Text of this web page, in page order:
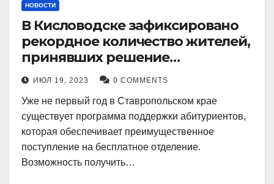
НОВОСТИ
В Кисловодске зафиксировано
рекордное количество жителей,
принявших решение
воспользоваться
установленными мерами, с
целью поступления в
медицинский вуз в районе.
ИЮЛ 19, 2023 0 COMMENTS
Уже не первый год в Ставропольском крае
существует программа поддержки абитуриентов,
которая обеспечивает преимущественное
поступление на бесплатное отделение.
Возможность получить…